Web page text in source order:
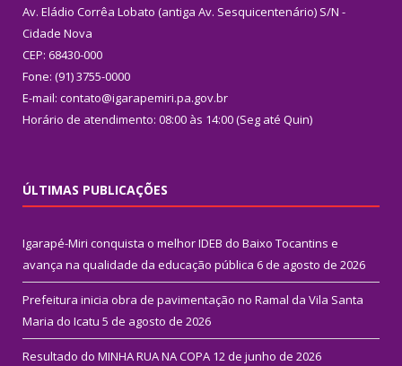
Av. Eládio Corrêa Lobato (antiga Av. Sesquicentenário) S/N -
Cidade Nova
CEP: 68430-000
Fone: (91) 3755-0000
E-mail: contato@igarapemiri.pa.gov.br
Horário de atendimento: 08:00 às 14:00 (Seg até Quin)
ÚLTIMAS PUBLICAÇÕES
Igarapé-Miri conquista o melhor IDEB do Baixo Tocantins e
avança na qualidade da educação pública 6 de agosto de 2026
Prefeitura inicia obra de pavimentação no Ramal da Vila Santa
Maria do Icatu 5 de agosto de 2026
Resultado do MINHA RUA NA COPA 12 de junho de 2026